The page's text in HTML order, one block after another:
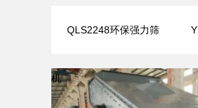
QLS2248环保强力筛
机